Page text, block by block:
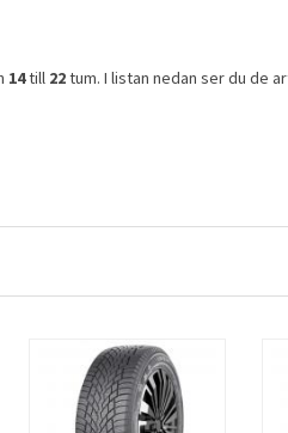
14till 22tum. I listan nedan ser du de